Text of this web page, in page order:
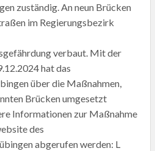
zuständig. An neun Brücken
im Regierungsbezirk
verbaut. Mit der
hat das
über die Maßnahmen,
Brücken umgesetzt
Informationen zur Maßnahme
des
abgerufen werden: L